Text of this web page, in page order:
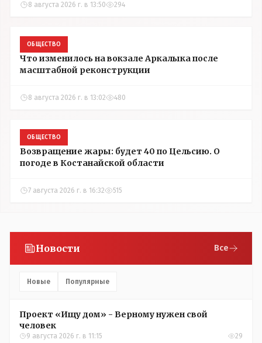
8 августа 2026 г. в 13:50 294
ОБЩЕСТВО
Что изменилось на вокзале Аркалыка после
масштабной реконструкции
8 августа 2026 г. в 13:02 480
ОБЩЕСТВО
Возвращение жары: будет 40 по Цельсию. О
погоде в Костанайской области
7 августа 2026 г. в 16:32 515
Новости Все
Новые Популярные
Проект «Ищу дом» - Верному нужен свой
человек
9 августа 2026 г. в 11:15 29